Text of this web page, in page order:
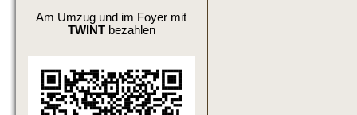
Am Umzug und im Foyer mit
TWINTbezahlen